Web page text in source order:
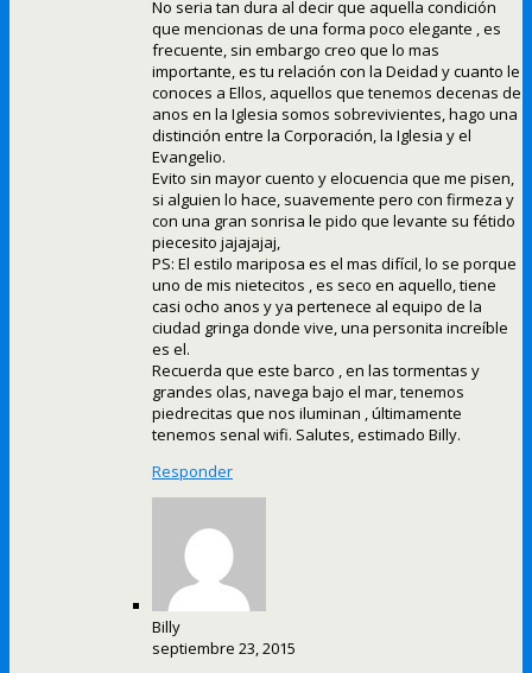
No seria tan dura al decir que aquella condición
que mencionas de una forma poco elegante , es
frecuente, sin embargo creo que lo mas
importante, es tu relación con la Deidad y cuanto le
conoces a Ellos, aquellos que tenemos decenas de
anos en la Iglesia somos sobrevivientes, hago una
distinción entre la Corporación, la Iglesia y el
Evangelio.
Evito sin mayor cuento y elocuencia que me pisen,
si alguien lo hace, suavemente pero con firmeza y
con una gran sonrisa le pido que levante su fétido
piecesito jajajajaj,
PS: El estilo mariposa es el mas difícil, lo se porque
uno de mis nietecitos , es seco en aquello, tiene
casi ocho anos y ya pertenece al equipo de la
ciudad gringa donde vive, una personita increíble
es el.
Recuerda que este barco , en las tormentas y
grandes olas, navega bajo el mar, tenemos
piedrecitas que nos iluminan , últimamente
tenemos senal wifi. Salutes, estimado Billy.
Responder
Billy
septiembre 23, 2015